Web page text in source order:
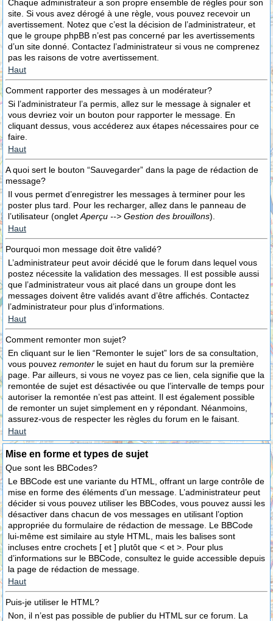
Chaque administrateur a son propre ensemble de règles pour son
site. Si vous avez dérogé à une règle, vous pouvez recevoir un
avertissement. Notez que c’est la décision de l’administrateur, et
que le groupe phpBB n’est pas concerné par les avertissements
d’un site donné. Contactez l’administrateur si vous ne comprenez
pas les raisons de votre avertissement.
Haut
Comment rapporter des messages à un modérateur?
Si l’administrateur l’a permis, allez sur le message à signaler et
vous devriez voir un bouton pour rapporter le message. En
cliquant dessus, vous accéderez aux étapes nécessaires pour ce
faire.
Haut
A quoi sert le bouton “Sauvegarder” dans la page de rédaction de
message?
Il vous permet d’enregistrer les messages à terminer pour les
poster plus tard. Pour les recharger, allez dans le panneau de
l’utilisateur (onglet Aperçu --> Gestion des brouillons).
Haut
Pourquoi mon message doit être validé?
L’administrateur peut avoir décidé que le forum dans lequel vous
postez nécessite la validation des messages. Il est possible aussi
que l’administrateur vous ait placé dans un groupe dont les
messages doivent être validés avant d’être affichés. Contactez
l’administrateur pour plus d’informations.
Haut
Comment remonter mon sujet?
En cliquant sur le lien “Remonter le sujet” lors de sa consultation,
vous pouvez remonter le sujet en haut du forum sur la première
page. Par ailleurs, si vous ne voyez pas ce lien, cela signifie que la
remontée de sujet est désactivée ou que l’intervalle de temps pour
autoriser la remontée n’est pas atteint. Il est également possible
de remonter un sujet simplement en y répondant. Néanmoins,
assurez-vous de respecter les règles du forum en le faisant.
Haut
Mise en forme et types de sujet
Que sont les BBCodes?
Le BBCode est une variante du HTML, offrant un large contrôle de
mise en forme des éléments d’un message. L’administrateur peut
décider si vous pouvez utiliser les BBCodes, vous pouvez aussi les
désactiver dans chacun de vos messages en utilisant l’option
appropriée du formulaire de rédaction de message. Le BBCode
lui-même est similaire au style HTML, mais les balises sont
incluses entre crochets [ et ] plutôt que < et >. Pour plus
d’informations sur le BBCode, consultez le guide accessible depuis
la page de rédaction de message.
Haut
Puis-je utiliser le HTML?
Non, il n’est pas possible de publier du HTML sur ce forum. La